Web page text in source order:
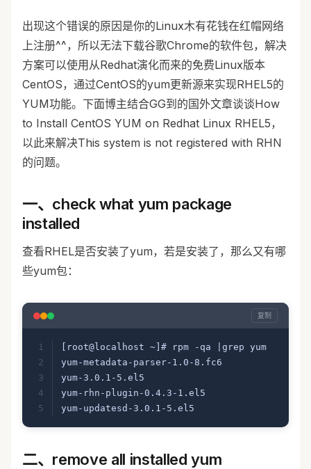
出现这个错误的原因是你的Linux木有花钱在红帽网络
上注册^^，所以无法下载谷歌Chrome的软件包，解决
方案可以使用从Redhat演化而来的免费Linux版本
CentOS，通过CentOS的yum更新源来实现RHEL5的
YUM功能。下面博主结合GG到的国外文章谈谈How
to Install CentOS YUM on Redhat Linux RHEL5，
以此来解决This system is not registered with RHN
的问题。
一、check what yum package
installed
查看RHEL是否安装了yum，若是安装了，那么又有哪
些yum包：
复制
[root@localhost ~]# rpm -qa |grep yum
yum-metadata-parser-1.0-8.fc6
yum-3.0.1-5.el5
yum-rhn-plugin-0.4.3-1.el5
yum-updatesd-3.0.1-5.el5
二、remove all installed yum